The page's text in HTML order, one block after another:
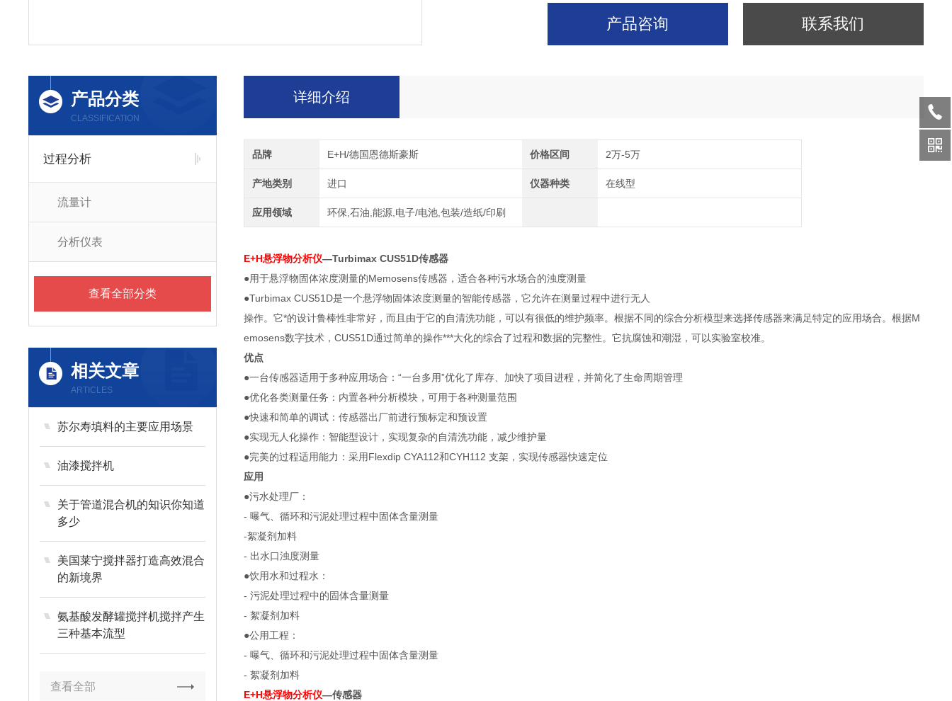
产品咨询 联系我们
产品分类
CLASSIFICATION
过程分析
流量计
分析仪表
查看全部分类
相关文章
ARTICLES
苏尔寿填料的主要应用场景
油漆搅拌机
关于管道混合机的知识你知道
多少
美国莱宁搅拌器打造高效混合
的新境界
氨基酸发酵罐搅拌机搅拌产生
三种基本流型
查看全部
详细介绍
品牌 E+H/德国恩德斯豪斯 价格区间 2万-5万
产地类别 进口 仪器种类 在线型
应用领域 环保,石油,能源,电子/电池,包装/造纸/印刷
E+H悬浮物分析仪—Turbimax CUS51D传感器
●用于悬浮物固体浓度测量的Memosens传感器，适合各种污水场合的浊度测量
●Turbimax CUS51D是一个悬浮物固体浓度测量的智能传感器，它允许在测量过程中进行无人
操作。它*的设计鲁棒性非常好，而且由于它的自清洗功能，可以有很低的维护频率。根据不同的综合分析模型来选择传感器来满足特定的应用场合。根据M
emosens数字技术，CUS51D通过简单的操作***大化的综合了过程和数据的完整性。它抗腐蚀和潮湿，可以实验室校准。
优点
●一台传感器适用于多种应用场合：“一台多用”优化了库存、加快了项目进程，并简化了生命周期管理
●优化各类测量任务：内置各种分析模块，可用于各种测量范围
●快速和简单的调试：传感器出厂前进行预标定和预设置
●实现无人化操作：智能型设计，实现复杂的自清洗功能，减少维护量
●完美的过程适用能力：采用Flexdip CYA112和CYH112 支架，实现传感器快速定位
应用
●污水处理厂：
- 曝气、循环和污泥处理过程中固体含量测量
-絮凝剂加料
- 出水口浊度测量
●饮用水和过程水：
- 污泥处理过程中的固体含量测量
- 絮凝剂加料
●公用工程：
- 曝气、循环和污泥处理过程中固体含量测量
- 絮凝剂加料
E+H悬浮物分析仪—传感器